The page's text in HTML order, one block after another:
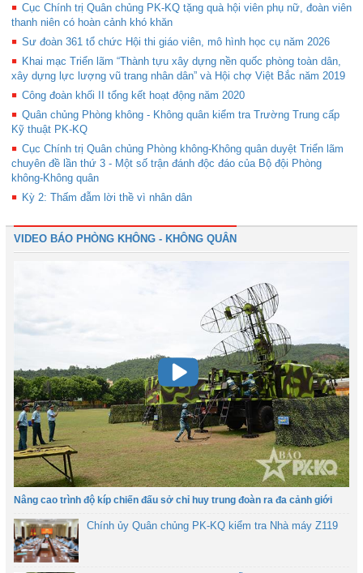
Cục Chính trị Quân chủng PK-KQ tặng quà hội viên phụ nữ, đoàn viên
thanh niên có hoàn cảnh khó khăn
Sư đoàn 361 tổ chức Hội thi giáo viên, mô hình học cụ năm 2026
Khai mạc Triển lãm “Thành tựu xây dựng nền quốc phòng toàn dân,
xây dựng lực lượng vũ trang nhân dân” và Hội chợ Việt Bắc năm 2019
Công đoàn khối II tổng kết hoạt động năm 2020
Quân chủng Phòng không - Không quân kiểm tra Trường Trung cấp
Kỹ thuật PK-KQ
Cục Chính trị Quân chủng Phòng không-Không quân duyệt Triển lãm
chuyên đề lần thứ 3 - Một số trận đánh độc đáo của Bộ đội Phòng
không-Không quân
Kỳ 2: Thấm đẫm lời thề vì nhân dân
VIDEO BÁO PHÒNG KHÔNG - KHÔNG QUÂN
Nâng cao trình độ kíp chiến đấu sở chỉ huy trung đoàn ra đa cảnh giới
Chính ủy Quân chủng PK-KQ kiểm tra Nhà máy Z119